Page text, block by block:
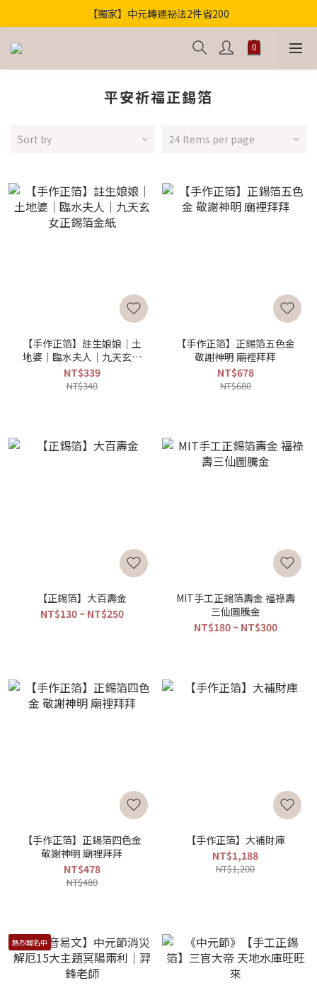
歡迎光臨！全店滿1000免運
【獨家】中元轉運祕法2件省200
歡迎光臨！全店滿1000免運
平安祈福正錫箔
Sort by 24 Items per page
【手作正箔】註生娘娘｜土
地婆｜臨水夫人｜九天玄女
正錫箔金紙
NT$339
NT$340
【手作正箔】正錫箔五色金
敬謝神明 廟裡拜拜
NT$678
NT$680
【正錫箔】大百壽金
NT$130 ~ NT$250
MIT手工正錫箔壽金 福祿壽
三仙圖騰金
NT$180 ~ NT$300
【手作正箔】正錫箔四色金
敬謝神明 廟裡拜拜
NT$478
NT$480
【手作正箔】大補財庫
NT$1,188
NT$1,200
熱烈報名中